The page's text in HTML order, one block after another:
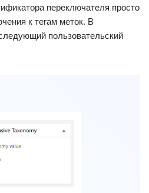
переключателя просто
к тегам меток. В
пользовательский